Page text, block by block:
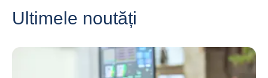
Ultimele noutăți